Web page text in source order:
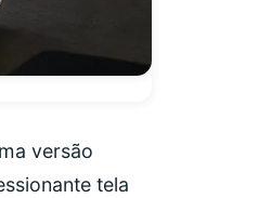
versão
tela